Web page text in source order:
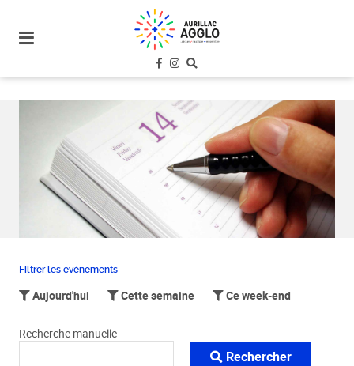
site
Filtrer les évènements
Aujourd'hui Cette semaine Ce week-end
Recherche manuelle
Rechercher